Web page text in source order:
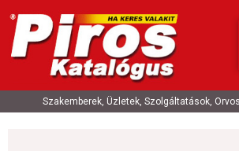
Szakemberek, Üzletek, Szolgáltatások,